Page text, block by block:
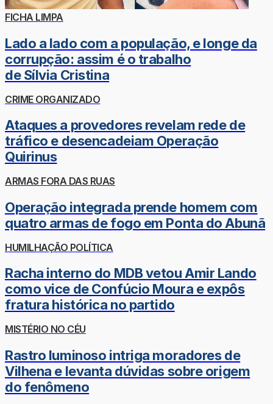
FICHA LIMPA
Lado a lado com a população, e longe da
corrupção: assim é o trabalho
de Sílvia Cristina
CRIME ORGANIZADO
Ataques a provedores revelam rede de
tráfico e desencadeiam Operação
Quirinus
ARMAS FORA DAS RUAS
Operação integrada prende homem com
quatro armas de fogo em Ponta do Abunã
HUMILHAÇÃO POLÍTICA
Racha interno do MDB vetou Amir Lando
como vice de Confúcio Moura e expôs
fratura histórica no partido
MISTÉRIO NO CÉU
Rastro luminoso intriga moradores de
Vilhena e levanta dúvidas sobre origem
do fenômeno